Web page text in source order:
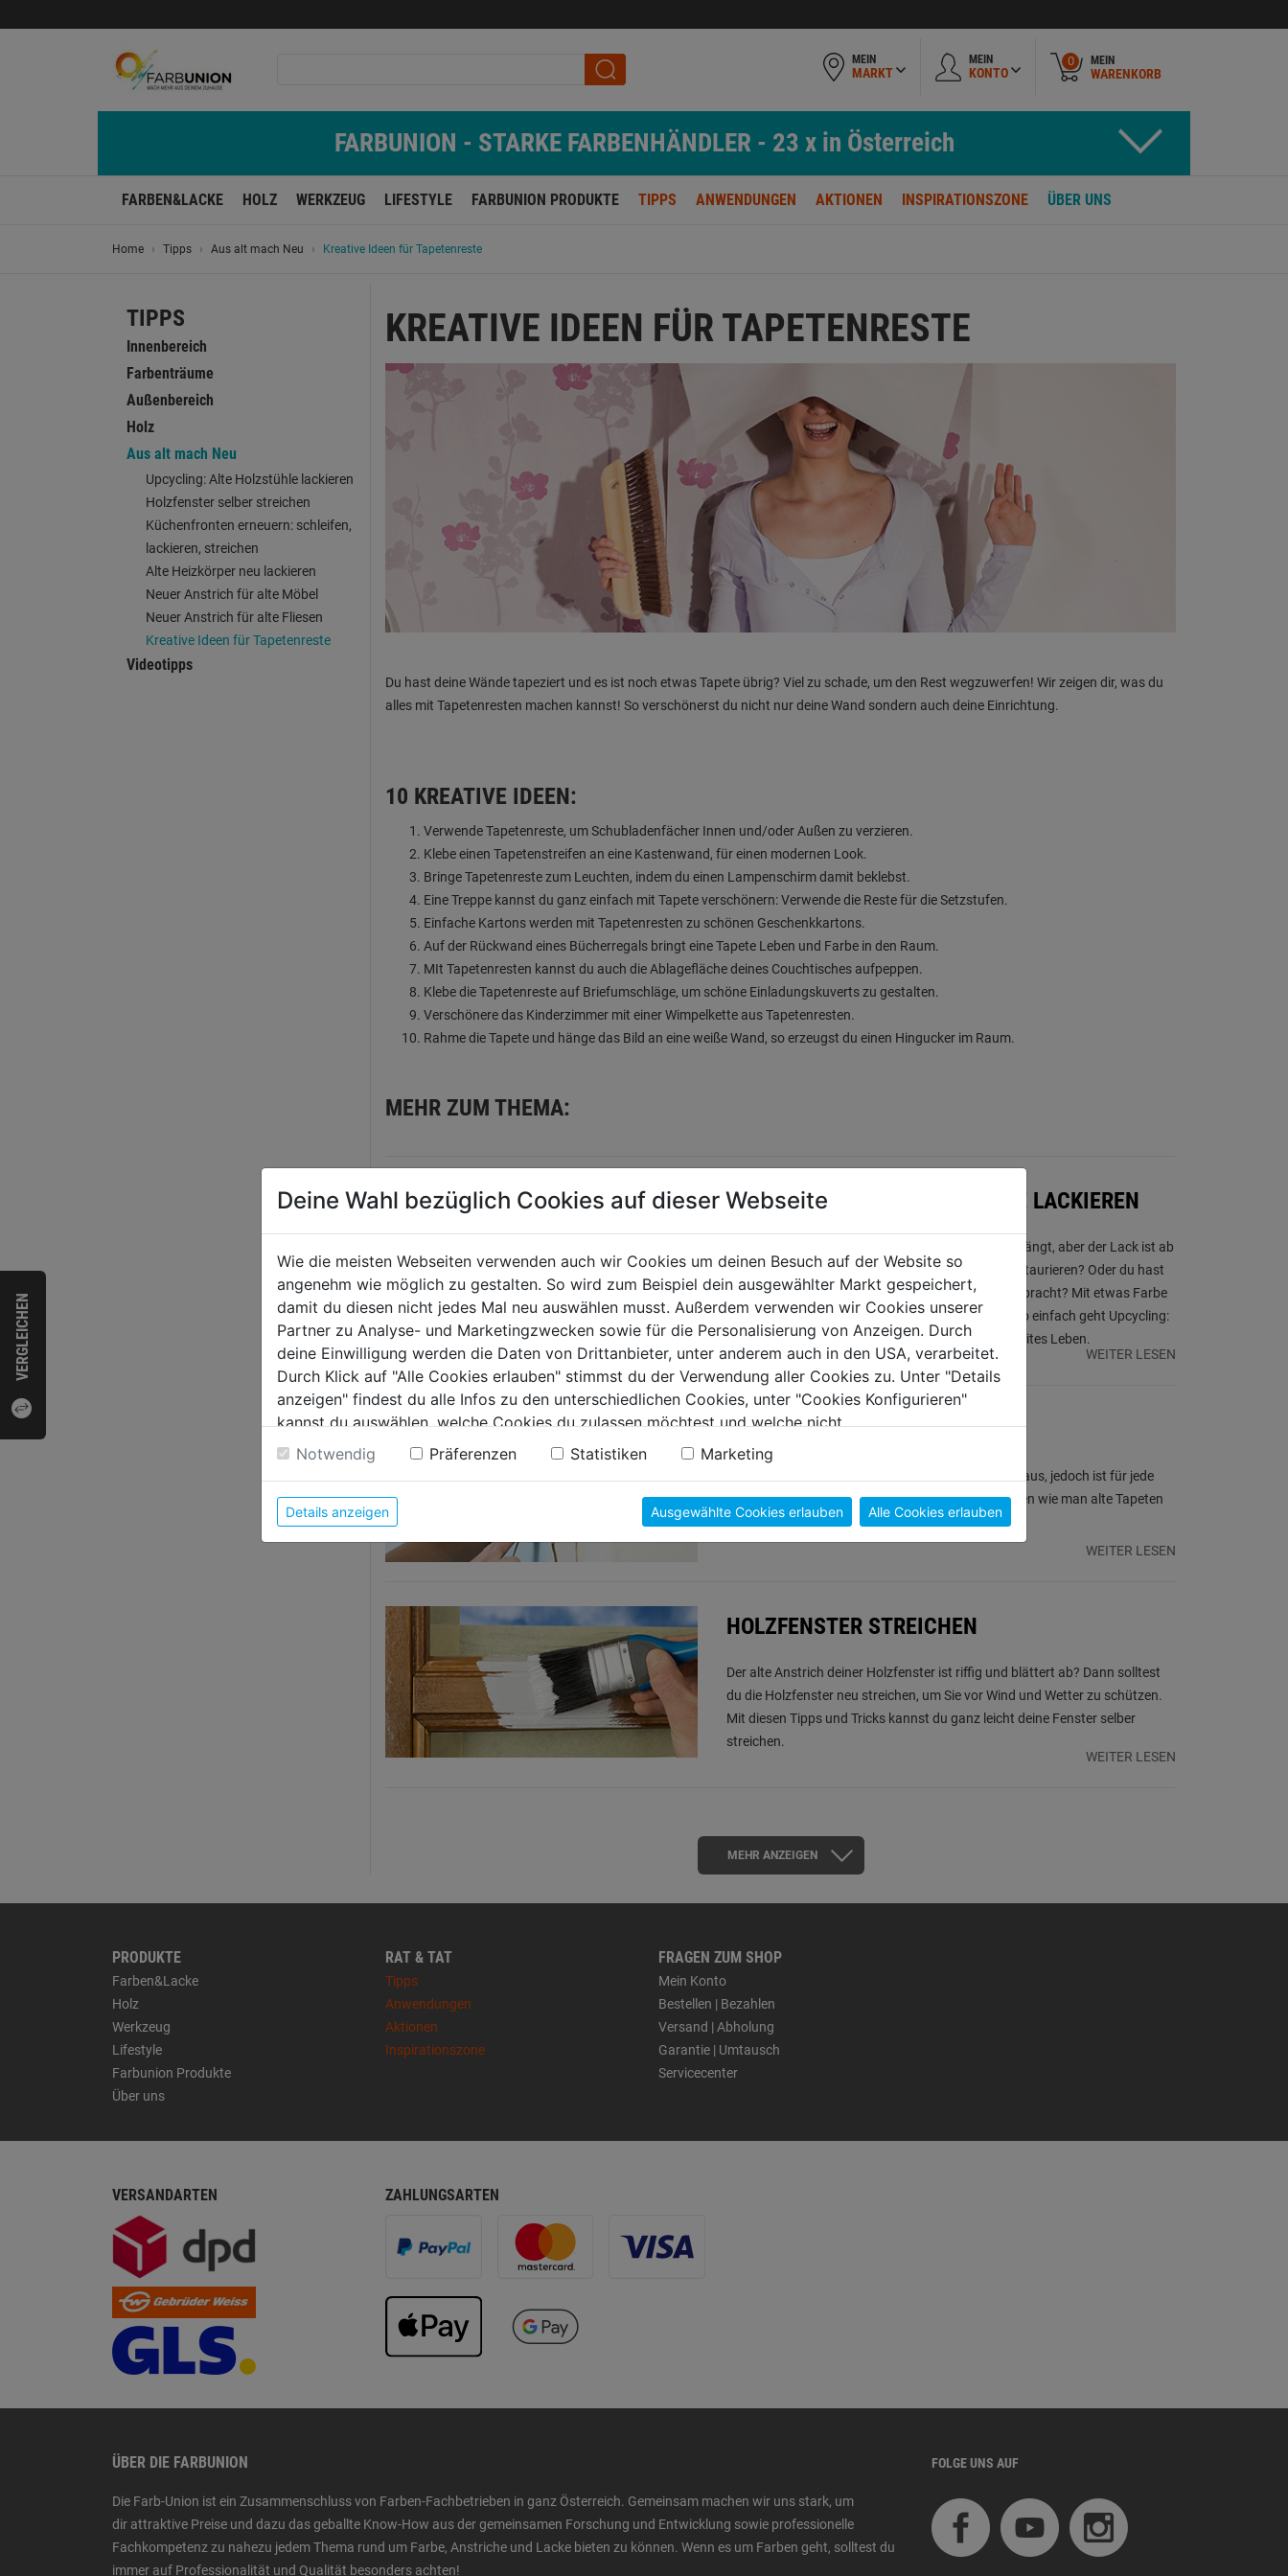
VERGLEICHEN
MEIN
MARKT
MEIN
KONTO
0 MEIN
WARENKORB
FARBUNION - STARKE FARBENHÄNDLER - 23 x in Österreich
FARBEN&LACKE HOLZ WERKZEUG LIFESTYLE FARBUNION PRODUKTE TIPPS ANWENDUNGEN AKTIONEN INSPIRATIONSZONE ÜBER UNS
Home Tipps Aus alt mach Neu Kreative Ideen für Tapetenreste
TIPPS
Innenbereich
Farbenträume
Außenbereich
Holz
Aus alt mach Neu
Upcycling: Alte Holzstühle lackieren
Holzfenster selber streichen
Küchenfronten erneuern: schleifen,
lackieren, streichen
Alte Heizkörper neu lackieren
Neuer Anstrich für alte Möbel
Neuer Anstrich für alte Fliesen
Kreative Ideen für Tapetenreste
Videotipps
KREATIVE IDEEN FÜR TAPETENRESTE
Du hast deine Wände tapeziert und es ist noch etwas Tapete übrig? Viel zu schade, um den Rest wegzuwerfen! Wir zeigen dir, was du
alles mit Tapetenresten machen kannst! So verschönerst du nicht nur deine Wand sondern auch deine Einrichtung.
10 KREATIVE IDEEN:
Verwende Tapetenreste, um Schubladenfächer Innen und/oder Außen zu verzieren.
Klebe einen Tapetenstreifen an eine Kastenwand, für einen modernen Look.
Bringe Tapetenreste zum Leuchten, indem du einen Lampenschirm damit beklebst.
Eine Treppe kannst du ganz einfach mit Tapete verschönern: Verwende die Reste für die Setzstufen.
Einfache Kartons werden mit Tapetenresten zu schönen Geschenkkartons.
Auf der Rückwand eines Bücherregals bringt eine Tapete Leben und Farbe in den Raum.
MIt Tapetenresten kannst du auch die Ablagefläche deines Couchtisches aufpeppen.
Klebe die Tapetenreste auf Briefumschläge, um schöne Einladungskuverts zu gestalten.
Verschönere das Kinderzimmer mit einer Wimpelkette aus Tapetenresten.
Rahme die Tapete und hänge das Bild an eine weiße Wand, so erzeugst du einen Hingucker im Raum.
MEHR ZUM THEMA:
UPCYCLING: ALTE HOLZSTÜHLE LACKIEREN
Du hast einen alten Holzsessel, an dem dein Herz hängt, aber der Lack ist ab
und du möchtest ihn mit einem neuen Anstrich restaurieren? Oder du hast
ein interessantes Fundstück vom Flohmarkt mitgebracht? Mit etwas Farbe
passt dieses alte Unikat auch in deine Wohnung! So einfach geht Upcycling:
Mit diesen Tipps gibst du alten Holzsesseln ein zweites Leben.
WEITER LESEN
ALTE TAPETE ENTFERNEN
Tapeten sind ziemlich langlebig und halten einiges aus, jedoch ist für jede
Tapetenwand einmal die Zeit abgelaufen. Wir zeigen wie man alte Tapeten
ablöst.
WEITER LESEN
HOLZFENSTER STREICHEN
Der alte Anstrich deiner Holzfenster ist riffig und blättert ab? Dann solltest
du die Holzfenster neu streichen, um Sie vor Wind und Wetter zu schützen.
Mit diesen Tipps und Tricks kannst du ganz leicht deine Fenster selber
streichen.
WEITER LESEN
MEHR ANZEIGEN
PRODUKTE
Farben&Lacke
Holz
Werkzeug
Lifestyle
Farbunion Produkte
Über uns
RAT & TAT
Tipps
Anwendungen
Aktionen
Inspirationszone
FRAGEN ZUM SHOP
Mein Konto
Bestellen | Bezahlen
Versand | Abholung
Garantie | Umtausch
Servicecenter
VERSANDARTEN ZAHLUNGSARTEN
ÜBER DIE FARBUNION
Die Farb-Union ist ein Zusammenschluss von Farben-Fachbetrieben in ganz Österreich. Gemeinsam machen wir uns stark, um
dir attraktive Preise und dazu das geballte Know-How aus der gemeinsamen Forschung und Entwicklung sowie professionelle
Fachkompetenz zu nahezu jedem Thema rund um Farbe, Anstriche und Lacke bieten zu können. Wenn es um Farben geht, solltest du
immer auf Professionalität und Qualität besonders achten!
FOLGE UNS AUF
Deine Wahl bezüglich Cookies auf dieser Webseite
Wie die meisten Webseiten verwenden auch wir Cookies um deinen Besuch auf der Website so
angenehm wie möglich zu gestalten. So wird zum Beispiel dein ausgewählter Markt gespeichert,
damit du diesen nicht jedes Mal neu auswählen musst. Außerdem verwenden wir Cookies unserer
Partner zu Analyse- und Marketingzwecken sowie für die Personalisierung von Anzeigen. Durch
deine Einwilligung werden die Daten von Drittanbieter, unter anderem auch in den USA, verarbeitet.
Durch Klick auf "Alle Cookies erlauben" stimmst du der Verwendung aller Cookies zu. Unter "Details
anzeigen" findest du alle Infos zu den unterschiedlichen Cookies, unter "Cookies Konfigurieren"
kannst du auswählen, welche Cookies du zulassen möchtest und welche nicht.
Weitere Informationen findest du in unserer Datenschutzerklärung
Notwendig Präferenzen Statistiken Marketing
Details anzeigen Ausgewählte Cookies erlauben Alle Cookies erlauben